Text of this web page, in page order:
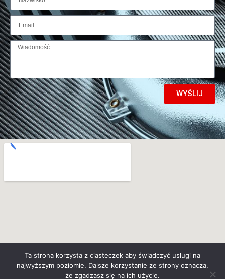
WYŚLIJ
Ta strona korzysta z ciasteczek aby świadczyć usługi na
najwyższym poziomie. Dalsze korzystanie ze strony oznacza,
że zgadzasz się na ich użycie.